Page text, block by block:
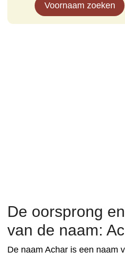
Voornaam zoeken
De oorsprong
van de naam:
De naam Achar is een naam